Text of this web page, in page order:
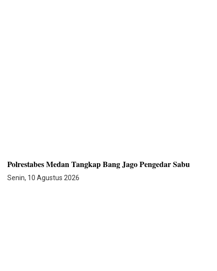
Polrestabes Medan Tangkap Bang Jago Pengedar Sabu
Senin, 10 Agustus 2026